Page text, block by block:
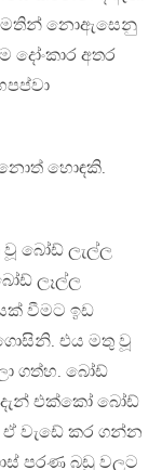
මතින් නොඇසෙනු
දෝංකාර අතර
හොඳකි.
වූ බෝඩ් ලැල්ල
ලෑල්ල
වීමට ඉඩ
එය මතු වූ
ගත්හ. බෝඩ්
එක්කෝ බෝඩ්
වැඩේ කර ගන්න
පරණ බඩු වලට